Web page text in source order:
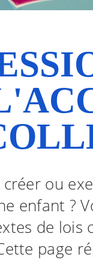
ou
enfant ?
de lois
page